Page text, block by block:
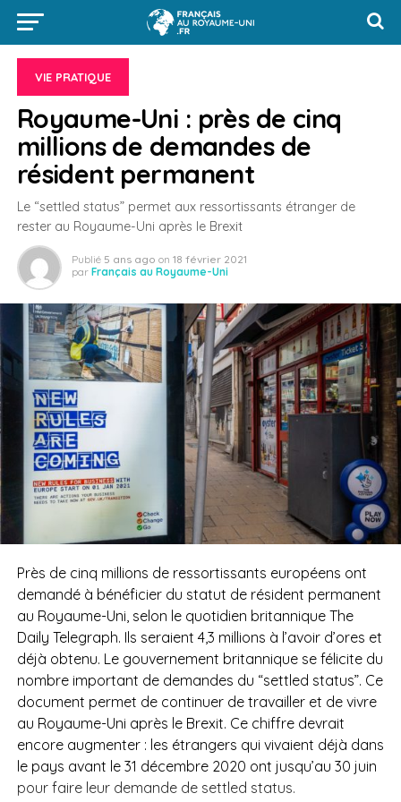
VIE PRATIQUE
Royaume-Uni : près de cinq
millions de demandes de
résident permanent
Le “settled status” permet aux ressortissants étranger de
rester au Royaume-Uni après le Brexit
Publié 5 ans ago on 18 février 2021
par Français au Royaume-Uni
Près de cinq millions de ressortissants européens ont
demandé à bénéficier du statut de résident permanent
au Royaume-Uni, selon le quotidien britannique The
Daily Telegraph. Ils seraient 4,3 millions à l’avoir d’ores et
déjà obtenu. Le gouvernement britannique se félicite du
nombre important de demandes du “settled status”. Ce
document permet de continuer de travailler et de vivre
au Royaume-Uni après le Brexit. Ce chiffre devrait
encore augmenter : les étrangers qui vivaient déjà dans
le pays avant le 31 décembre 2020 ont jusqu’au 30 juin
pour faire leur demande de settled status.